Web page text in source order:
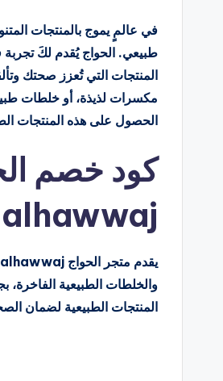
في عالمٍ يموج بالمنتجات
طبيعي. الحواج يُقدم لكَ
مكسرات لذيذة، أو خلطات
الحصول على هذه المنتجات الطبيعية المميزة بخصم
alhawwaj
والخلطات الطبيعية
المنتجات الطبيعية لضمان